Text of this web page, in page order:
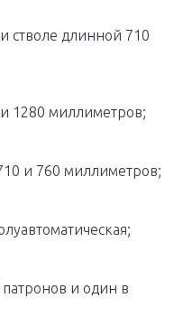
стволе длинной 710
1280 миллиметров;
и 760 миллиметров;
и один в